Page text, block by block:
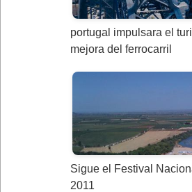
portugal impulsara el
mejora del ferrocarril
Sigue el Festival
2011